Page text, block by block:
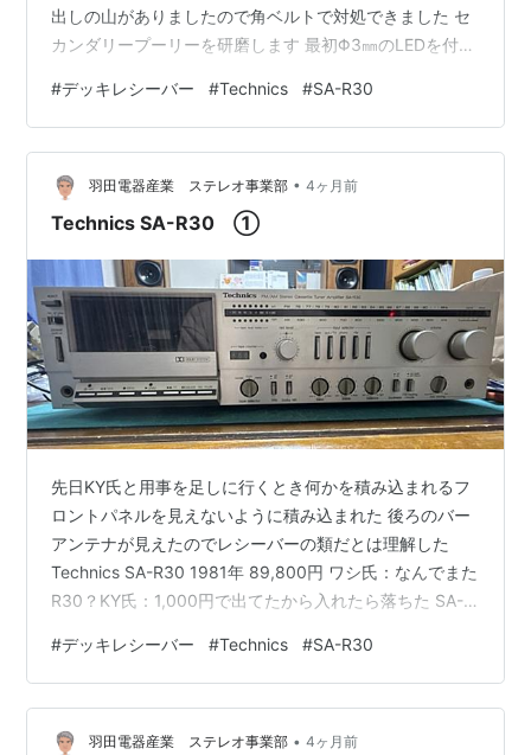
出しの山がありましたので角ベルトで対処できました セ
カンダリープーリーを研磨します 最初Φ3㎜のLEDを付け
チップLEDに潤フロン線付けますまんどくせー 接着剤で
埋めました向きが適切じゃないけど光ればいいだろう 元
の電球はAC12V点火なのでデッキロジック基板のDC15V
ラインから電気頂戴して7ミリアンペア流しました さて
雑音でありますが 再生モードで無録音テープでもメータ
#デッキレシーバー #Technics #SA-R30
羽田電器産業 ステレオ事業部 • 4ヶ月前
Technics SA-R30 ①
先日KY氏と用事を足しに行くとき何かを積み込まれるフ
ロントパネルを見えないように積み込まれた 後ろのバー
アンテナが見えたのでレシーバーの類だとは理解した
Technics SA-R30 1981年 89,800円 ワシ氏：なんでまた
R30？KY氏：1,000円で出てたから入れたら落ちた SA-
りの酷さに「あれより悪いものなんか作れるのか」など
の思いがありちょいと下位機種を聴いてみたい気持ちは
ありました パネルに目立つ傷もなく1,000円なら青春の
思い出を味わうには良い個体であります まぁ車に積まれ
#デッキレシーバー #Technics #SA-R30
羽田電器産業 ステレオ事業部 • 4ヶ月前